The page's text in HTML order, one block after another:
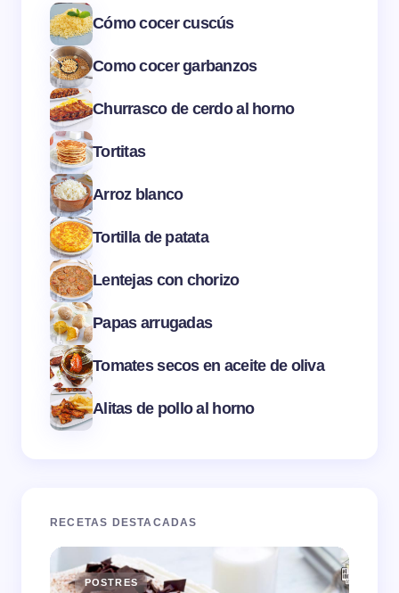
Cómo cocer cuscús
Como cocer garbanzos
Churrasco de cerdo al horno
Tortitas
Arroz blanco
Tortilla de patata
Lentejas con chorizo
Papas arrugadas
Tomates secos en aceite de oliva
Alitas de pollo al horno
RECETAS DESTACADAS
POSTRES